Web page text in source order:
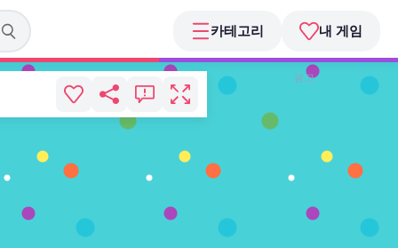
카테고리 내 게임
광고